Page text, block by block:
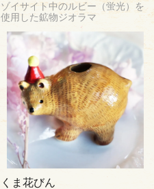
ゾイサイト中のルビー（蛍光）を
使用した鉱物ジオラマ
くま花びん